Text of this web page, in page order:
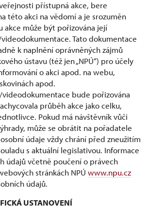
přístupná akce, bere
této akci na vědomí a je srozuměn
akce může být pořizována její
Tato dokumentace
k naplnění oprávněných zájmů
ústavu (též jen „NPÚ“) pro účely
o akci apod. na webu,
apod.
bude pořizována
průběh akce jako celku,
Pokud má návštěvník vůči
může se obrátit na pořadatele
osobní údaje vždy chrání před zneužitím
s aktuální legislativou. Informace
údajů včetně poučení o právech
stránkách NPÚ www.npu.cz
údajů.
USTANOVENÍ